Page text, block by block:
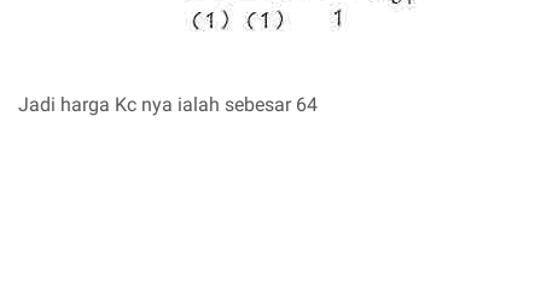
Jadi harga Kc nya ialah sebesar 64